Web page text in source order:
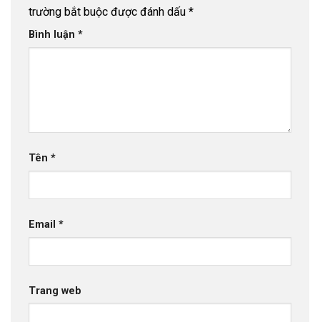
trường bắt buộc được đánh dấu *
Bình luận *
Tên *
Email *
Trang web